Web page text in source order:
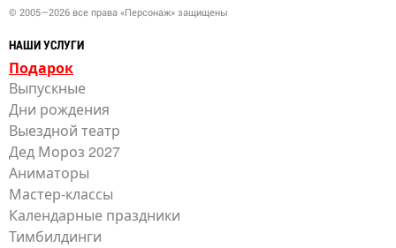
© 2005—2026 все права «Персонаж» защищены
НАШИ УСЛУГИ
Подарок
Выпускные
Дни рождения
Выездной театр
Дед Мороз 2027
Аниматоры
Мастер-классы
Календарные праздники
Тимбилдинги